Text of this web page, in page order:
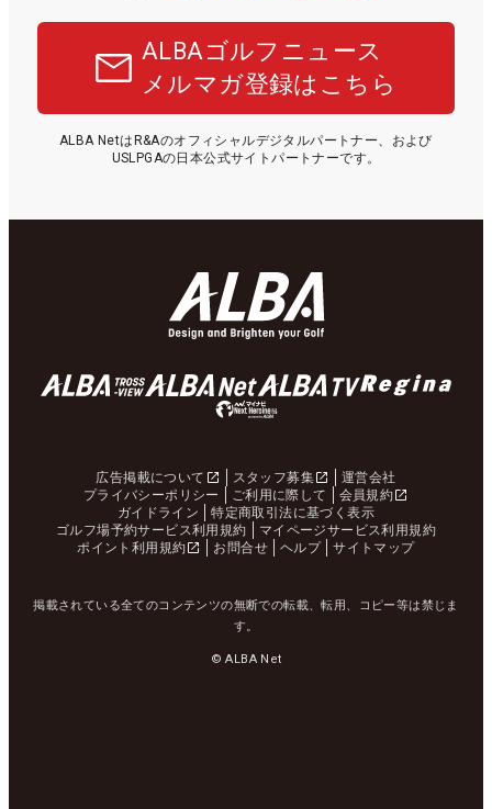
ALBAゴルフニュース
メルマガ登録はこちら
ALBA NetはR&Aのオフィシャルデジタルパートナー、および
USLPGAの日本公式サイトパートナーです。
広告掲載について スタッフ募集
運営会社
プライバシーポリシー
ご利用に際して
会員規約
ガイドライン
特定商取引法に基づく表示
ゴルフ場予約サービス利用規約
マイページサービス利用規約
ポイント利用規約
お問合せ ヘルプ サイトマップ
掲載されている全てのコンテンツの無断での転載、転用、コピー等は禁じま
す。
© ALBA Net